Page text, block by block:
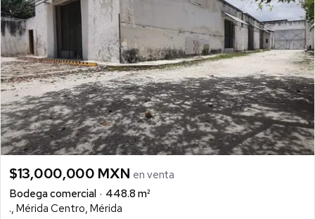
$13,000,000 MXN en venta
Bodega comercial
448.8 m²
., Mérida Centro, Mérida